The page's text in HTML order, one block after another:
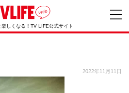
しくなる！TV LIFE公式サイト
2022年11月11日